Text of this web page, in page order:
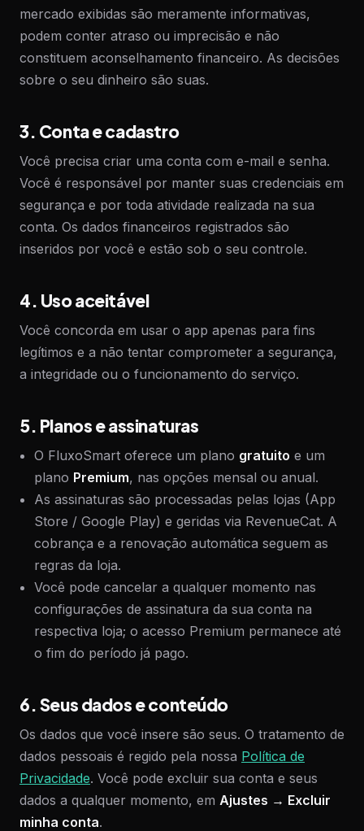
mercado exibidas são meramente informativas,
podem conter atraso ou imprecisão e não
constituem aconselhamento financeiro. As decisões
sobre o seu dinheiro são suas.
3. Conta e cadastro
Você precisa criar uma conta com e-mail e senha.
Você é responsável por manter suas credenciais em
segurança e por toda atividade realizada na sua
conta. Os dados financeiros registrados são
inseridos por você e estão sob o seu controle.
4. Uso aceitável
Você concorda em usar o app apenas para fins
legítimos e a não tentar comprometer a segurança,
a integridade ou o funcionamento do serviço.
5. Planos e assinaturas
O FluxoSmart oferece um plano gratuito e um
plano Premium, nas opções mensal ou anual.
As assinaturas são processadas pelas lojas (App
Store / Google Play) e geridas via RevenueCat. A
cobrança e a renovação automática seguem as
regras da loja.
Você pode cancelar a qualquer momento nas
configurações de assinatura da sua conta na
respectiva loja; o acesso Premium permanece até
o fim do período já pago.
6. Seus dados e conteúdo
Os dados que você insere são seus. O tratamento de
dados pessoais é regido pela nossa Política de
Privacidade. Você pode excluir sua conta e seus
dados a qualquer momento, em Ajustes → Excluir
minha conta.